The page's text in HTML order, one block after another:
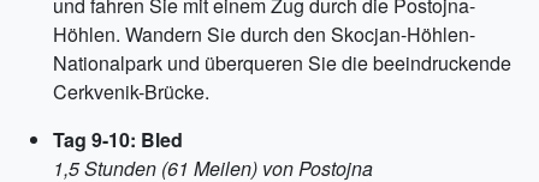
Höhlen. Wandern Sie durch den Skocjan-Höhlen-
Nationalpark und überqueren Sie die beeindruckende
Cerkvenik-Brücke.
Tag 9-10: Bled
1,5 Stunden (61 Meilen) von Postojna